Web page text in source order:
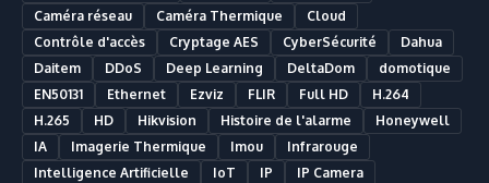
Caméra réseau
Caméra Thermique
Cloud
Contrôle d'accès
Cryptage AES CyberSécurité
Dahua
Daitem
DDoS Deep Learning DeltaDom
domotique
EN50131
Ethernet Ezviz FLIR Full HD
H.264
H.265
HD Hikvision Histoire de l'alarme
Honeywell
IA
Imagerie Thermique Imou
Infrarouge
Intelligence Artificielle
IoT IP
IP Camera